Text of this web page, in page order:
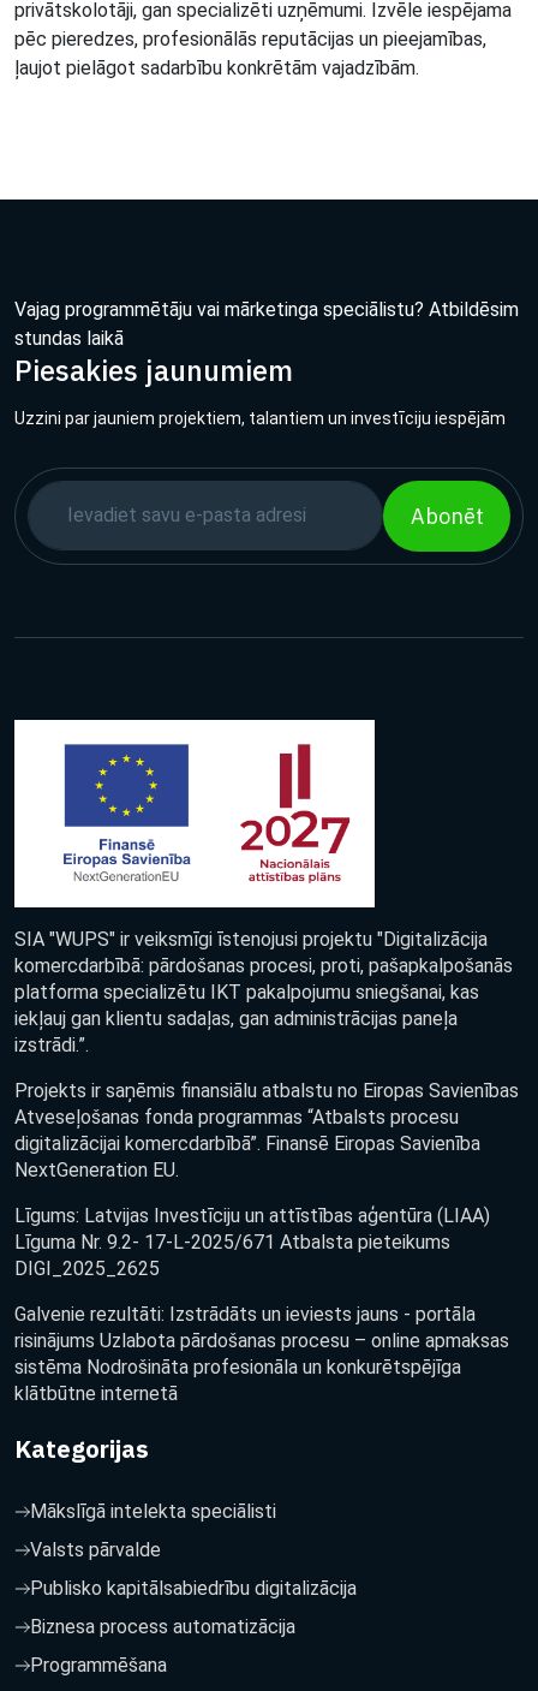
privātskolotāji, gan specializēti uzņēmumi. Izvēle iespējama
pēc pieredzes, profesionālās reputācijas un pieejamības,
ļaujot pielāgot sadarbību konkrētām vajadzībām.
Vajag programmētāju vai mārketinga speciālistu? Atbildēsim
stundas laikā
Piesakies jaunumiem
Uzzini par jauniem projektiem, talantiem un investīciju iespējām
Abonēt
SIA "WUPS" ir veiksmīgi īstenojusi projektu "Digitalizācija
komercdarbībā: pārdošanas procesi, proti, pašapkalpošanās
platforma specializētu IKT pakalpojumu sniegšanai, kas
iekļauj gan klientu sadaļas, gan administrācijas paneļa
izstrādi.”.
Projekts ir saņēmis finansiālu atbalstu no Eiropas Savienības
Atveseļošanas fonda programmas “Atbalsts procesu
digitalizācijai komercdarbībā”. Finansē Eiropas Savienība
NextGeneration EU.
Līgums: Latvijas Investīciju un attīstības aģentūra (LIAA)
Līguma Nr. 9.2- 17-L-2025/671 Atbalsta pieteikums
DIGI_2025_2625
Galvenie rezultāti: Izstrādāts un ieviests jauns - portāla
risinājums Uzlabota pārdošanas procesu – online apmaksas
sistēma Nodrošināta profesionāla un konkurētspējīga
klātbūtne internetā
Kategorijas
Mākslīgā intelekta speciālisti
Valsts pārvalde
Publisko kapitālsabiedrību digitalizācija
Biznesa process automatizācija
Programmēšana